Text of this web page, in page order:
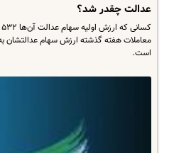
عدالت چقدر شد؟
است.